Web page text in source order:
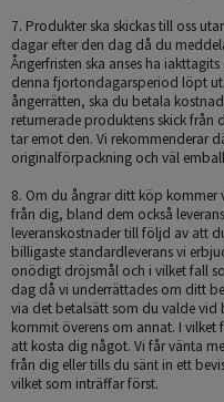
7. Produkter ska skickas till oss
dagar efter den dag då du
Ångerfristen ska anses ha
denna fjortondagarsperiod löpt
ångerrätten, ska du betala
returnerade produktens skick
tar emot den. Vi rekommenderar
originalförpackning och väl
8. Om du ångrar ditt köp
från dig, bland dem också
leveranskostnader till följd av att
billigaste standardleverans vi
onödigt dröjsmål och i vilket fall
dag då vi underrättades om ditt
via det betalsätt som du valde vid
kommit överens om annat. I
att kosta dig något. Vi får vänta
från dig eller tills du sänt in ett
vilket som inträffar först.